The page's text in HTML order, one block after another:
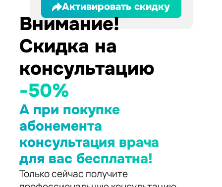
Активировать скидку
Внимание!
Скидка на
консультацию
-50%
А при покупке
абонемента
консультация врача
для вас бесплатна!
Только сейчас получите